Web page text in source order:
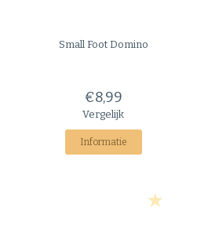
Small FootDomino
€8,99
Vergelijk
Informatie